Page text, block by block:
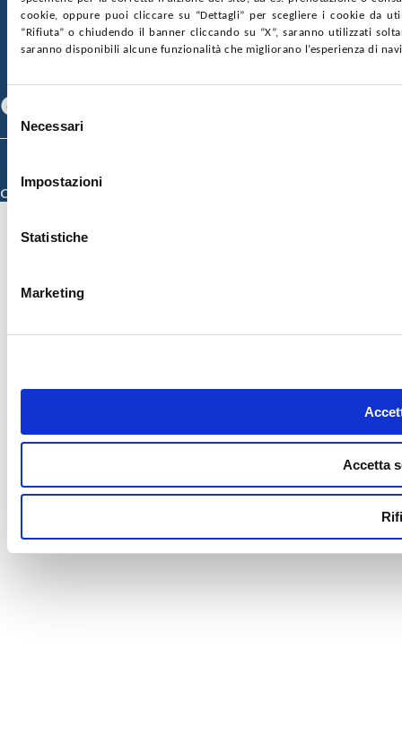
cookie, oppure puoi cliccare su “Dettagli” per scegliere i cookie da
“Rifiuta” o chiudendo il banner cliccando su “X”, saranno utilizzati
saranno disponibili alcune funzionalità che migliorano l’esperienza di
Selezione
delNecessari
Impostazioni
Statistiche
Marketing
Accetta
GARE E CONTRATTIPRIVACYCOOKIE POLICY
SOSTIENICIMAPPA DEL SITOACCESSIBILITÀ
CONTATTI
Specializzazione)
Credits